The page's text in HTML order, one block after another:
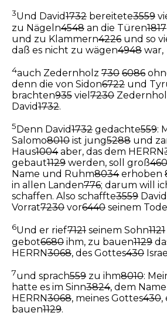
3Und David1732 bereitete3559
zu Nägeln4548 an die Türen1817
und zu Klammern4226 und so
daß es nicht zu wägen4948 war,
4auch Zedernholz 730 6086
denn die von Sidon6722 und
brachten935 viel 7230
David1732.
5 Denn David1732 gedachte559:
Salomo8010 ist jung5288 und
Haus1004aber, das dem HERRN
gebaut1129 werden, soll groß
Name und Ruhm8034erhoben
in allen Landen776; darum will
schaffen. Also schaffte3559 David
Vorrat7230 vor6440 seinem Tode
6Und er rief7121 seinem Sohn1121
gebot6680 ihm, zu bauen1129
HERRN3068, des Gottes430
7und sprach559 zu ihm8010:
hatte es im Sinn3824, dem
HERRN3068, meines Gottes430,
bauen1129.